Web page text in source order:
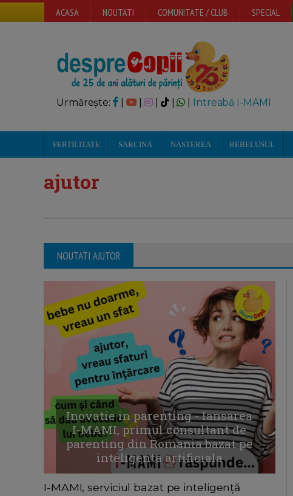
ACASA NOUTATI COMUNITATE / CLUB SPECIAL
Urmărește: | | Intreabă I-MAMI
FERTILITATE SARCINA NASTEREA BEBELUSUL
ajutor
NOUTATI AJUTOR
Inovatie in parenting - lansarea
I-MAMI, primul consultant de
parenting din Romania bazat pe
inteligenta artificiala
I-MAMI, serviciul bazat pe inteligență